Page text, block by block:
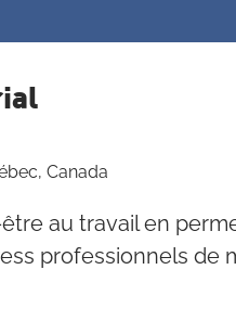
Canada
au travail en
professionnels de